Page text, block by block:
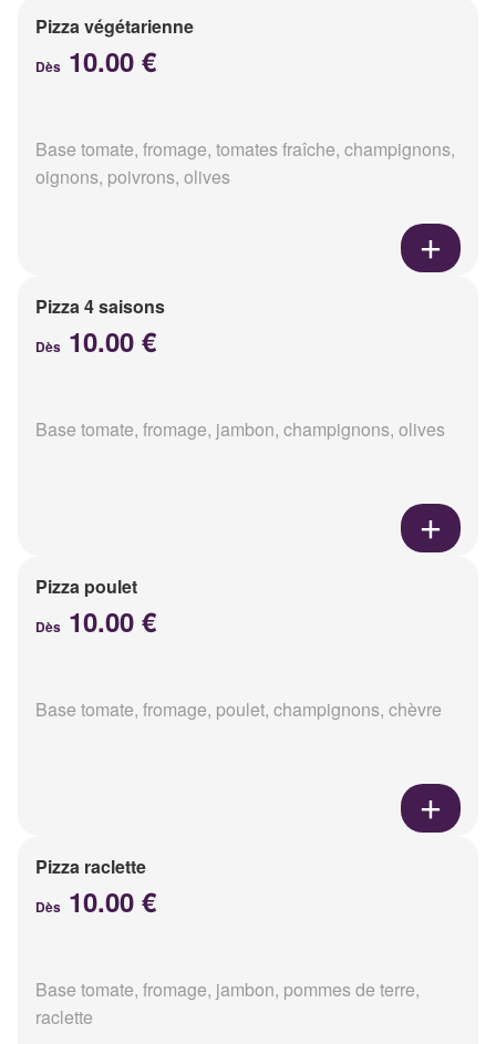
Pizza végétarienne
Dès 10.00 €
Base tomate, fromage, tomates fraîche, champignons,
oignons, poivrons, olives
Pizza 4 saisons
Dès 10.00 €
Base tomate, fromage, jambon, champignons, olives
Pizza poulet
Dès 10.00 €
Base tomate, fromage, poulet, champignons, chèvre
Pizza raclette
Dès 10.00 €
Base tomate, fromage, jambon, pommes de terre,
raclette